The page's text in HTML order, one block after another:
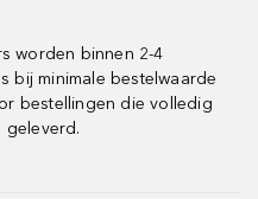
worden binnen 2-4
bij minimale bestelwaarde
bestellingen die volledig